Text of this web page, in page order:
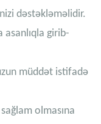
dəstəkləməlidir.
asanlıqla girib-
müddət istifadə
olmasına